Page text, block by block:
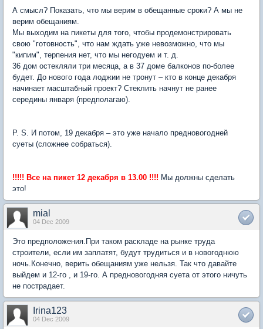
А смысл? Показать, что мы верим в обещанные сроки? А мы не
верим обещаниям.
Мы выходим на пикеты для того, чтобы продемонстрировать
свою "готовность", что нам ждать уже невозможно, что мы
"кипим", терпения нет, что мы негодуем и т. д.
36 дом остекляли три месяца, а в 37 доме балконов по-более
будет. До нового года лоджии не тронут – кто в конце декабря
начинает масштабный проект? Стеклить начнут не ранее
середины января (предполагаю).
P. S. И потом, 19 декабря – это уже начало предновогодней
суеты (сложнее собраться).
!!!!! Все на пикет 12 декабря в 13.00 !!!! Мы должны сделать
это!
mial
04 Dec 2009
Это предположения.При таком раскладе на рынке труда
строители, если им заплатят, будут трудиться и в новогоднюю
ночь.Конечно, верить обещаниям уже нельзя. Так что давайте
выйдем и 12-го , и 19-го. А предновогодняя суета от этого ничуть
не пострадает.
Irina123
04 Dec 2009